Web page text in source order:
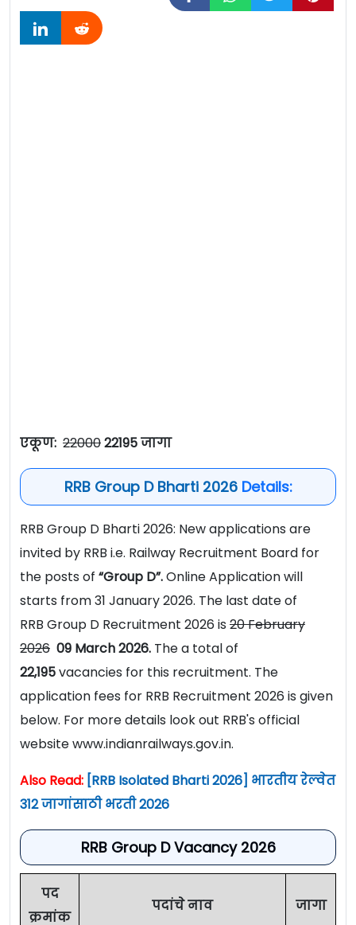
एकूण: 2200022195जागा
RRB Group D Bharti 2026Details:
RRB Group D Bharti 2026: New applications are
invited by RRB i.e. Railway Recruitment Board for
the posts of “Group D”.Online Application will
starts from 31 January 2026. The last date of
RRB Group D Recruitment 2026 is 20 February
2026 09 March 2026. The a total of
22,195vacancies for this recruitment. The
application fees for RRB Recruitment 2026 is given
below. For more details look out RRB's official
website www.indianrailways.gov.in.
Also Read: [RRB Isolated Bharti 2026] भारतीय रेल्वेत
312 जागांसाठी भरती 2026
RRB Group D Vacancy 2026
पद
क्रमांक
पदांचे नाव जागा